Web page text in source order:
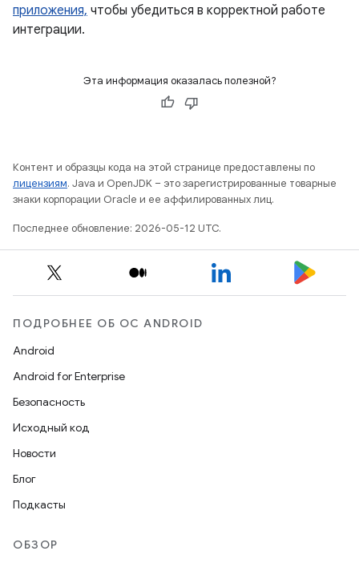
приложения, чтобы убедиться в корректной работе
интеграции.
Эта информация оказалась полезной?
Контент и образцы кода на этой странице предоставлены по
лицензиям. Java и OpenJDK – это зарегистрированные товарные
знаки корпорации Oracle и ее аффилированных лиц.
Последнее обновление: 2026-05-12 UTC.
ПОДРОБНЕЕ ОБ ОС ANDROID
Android
Android for Enterprise
Безопасность
Исходный код
Новости
Блог
Подкасты
ОБЗОР